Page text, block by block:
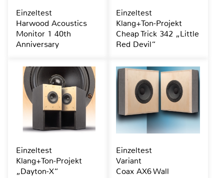
Einzeltest
Harwood Acoustics
Monitor 1 40th
Anniversary
Einzeltest
Klang+Ton-Projekt
Cheap Trick 342 „Little
Red Devil“
Einzeltest
Klang+Ton-Projekt
„Dayton-X“
Einzeltest
Variant
Coax AX6 Wall